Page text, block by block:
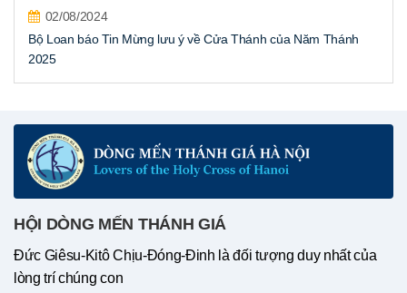
02/08/2024
Bộ Loan báo Tin Mừng lưu ý về Cửa Thánh của Năm Thánh
2025
HỘI DÒNG MẾN THÁNH GIÁ
Đức Giêsu-Kitô Chịu-Đóng-Đinh là đối tượng duy nhất của
lòng trí chúng con